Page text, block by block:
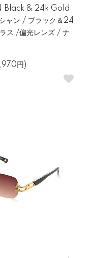
Black & 24k Gold
ャン / ブラック＆24
ス /偏光レンズ / ナ
円)